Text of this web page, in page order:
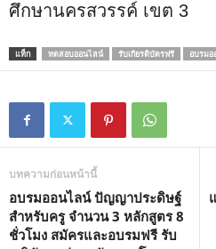
ศึกษานครสวรรค์ เขต 3
แท็ก ทดสอบออนไลน์ รับเกียรติบัตรฟรี อบรม
บทความก่อนหน้านี้
อบรมออนไลน์ ปัญญาประดิษฐ์
สำหรับครู จำนวน 3 หลักสูตร 8
ชั่วโมง สมัครและอบรมฟรี รับ